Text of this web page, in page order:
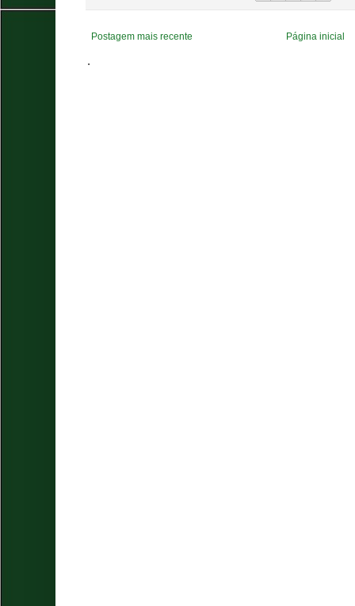
Postagem mais recente Página inicial
.